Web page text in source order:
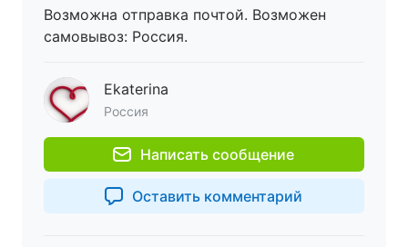
Возможна отправка почтой. Возможен
самовывоз: Россия.
Ekaterina
Россия
Написать сообщение
Оставить комментарий